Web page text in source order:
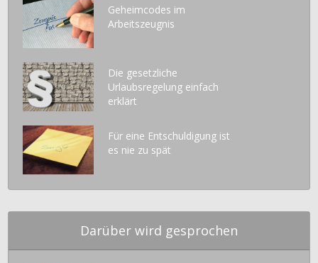
Geheimcodes im
Arbeitszeugnis
Die gesetzliche
Urlaubsregelung einfach
erklärt
Für eine Entschuldigung ist
es nie zu spät
Darüber wird gesprochen